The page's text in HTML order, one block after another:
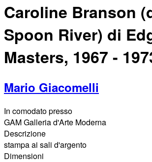
Caroline Branson
Spoon River) di
Masters, 1967 -
Mario Giacomelli
In comodato presso
GAM Galleria d'Arte Moderna
Descrizione
stampa ai sali d'argento
Dimensioni